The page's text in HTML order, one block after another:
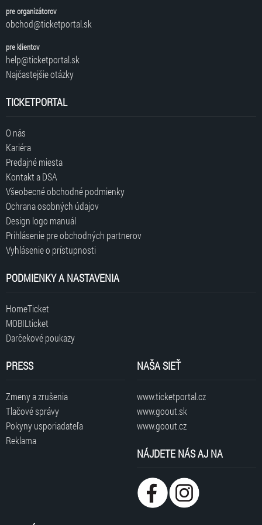
pre organizátorov
obchod@ticketportal.sk
pre klientov
help@ticketportal.sk
Najčastejšie otázky
TICKETPORTAL
O nás
Kariéra
Predajné miesta
Kontakt a DSA
Všeobecné obchodné podmienky
Ochrana osobných údajov
Design logo manuál
Prihlásenie pre obchodných partnerov
Vyhlásenie o prístupnosti
PODMIENKY A NASTAVENIA
HomeTicket
MOBILticket
Darčekové poukazy
PRESS
Zmeny a zrušenia
Tlačové správy
Pokyny usporiadateľa
Reklama
NAŠA SIEŤ
www.ticketportal.cz
www.goout.sk
www.goout.cz
NÁJDETE NÁS AJ NA